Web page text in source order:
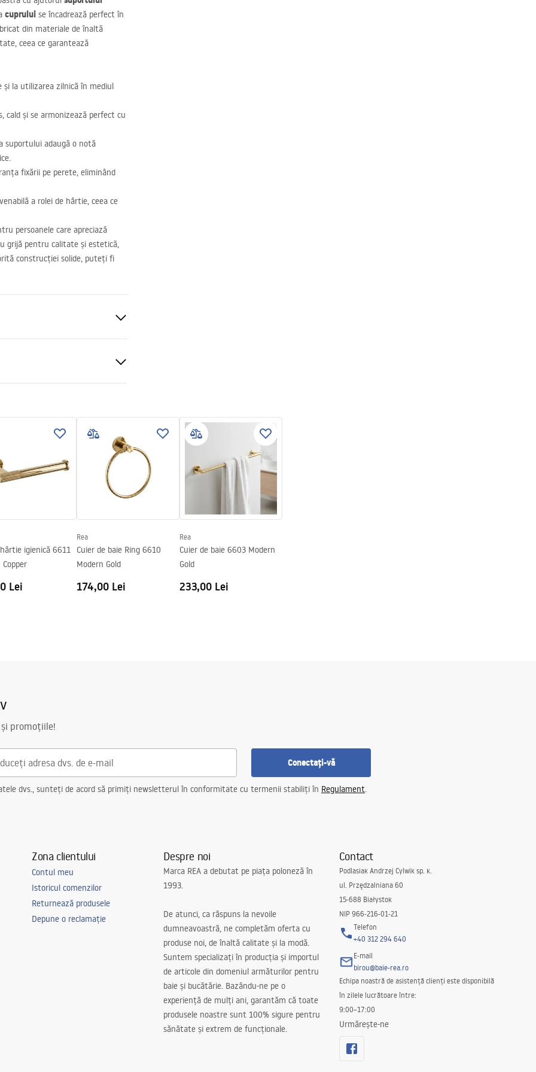
cuprului se încadrează perfect în
din materiale de înaltă
ceea ce garantează
la utilizarea zilnică în mediul
cald și se armonizează perfect cu
suportului adaugă o notă
fixării pe perete, eliminând
a rolei de hârtie, ceea ce
persoanele care apreciază
grijă pentru calitate și estetică,
construcției solide, puteți fi
_24.pdf
igienică 6611
Lei
Rea
Cuier de baie Ring 6610
Modern Gold
174,00 Lei
Rea
Cuier de baie 6603 Modern
Gold
233,00 Lei
promoțiile!
Conectați-vă
dvs., sunteți de acord să primiți newsletterul în conformitate cu termenii stabiliți în Regulament.
Zona clientului
Contul meu
Istoricul comenzilor
Returnează produsele
Depune o reclamație
Despre noi
Marca REA a debutat pe piața poloneză în
1993.
De atunci, ca răspuns la nevoile
dumneavoastră, ne completăm oferta cu
produse noi, de înaltă calitate și la modă.
Suntem specializați în producția și importul
de articole din domeniul armăturilor pentru
baie și bucătărie. Bazându-ne pe o
experiență de mulți ani, garantăm că toate
produsele noastre sunt 100% sigure pentru
sănătate și extrem de funcționale.
Contact
Podlasiak Andrzej Cylwik sp. k.
ul. Przędzalniana 60
15-688 Białystok
NIP 966-216-01-21
Telefon
+40 312 294 640
E-mail
birou@baie-rea.ro
Echipa noastră de asistență clienți este disponibilă
în zilele lucrătoare între:
9:00–17:00
Urmărește-ne